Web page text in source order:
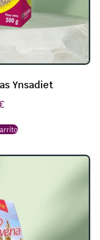
Ynsadiet